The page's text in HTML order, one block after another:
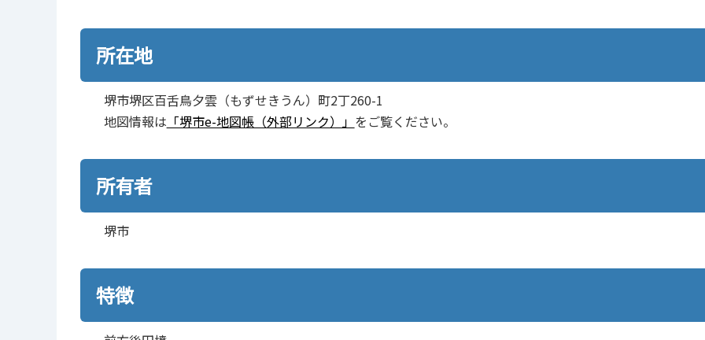
所在地
堺市堺区百舌鳥夕雲（もずせきうん）町2丁260-1
地図情報は 「堺市e-地図帳（外部リンク）」 をご覧ください。
所有者
堺市
特徴